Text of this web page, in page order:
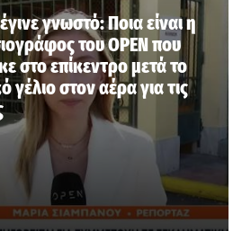
γνωστό: Ποια είναι η
του OPEN που
στο επίκεντρο μετά το
γέλιο στον αέρα για τις